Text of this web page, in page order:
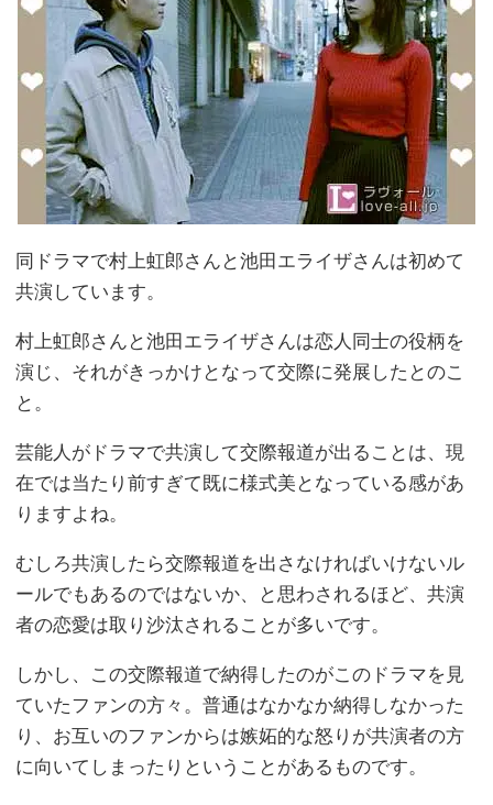
同ドラマで村上虹郎さんと池田エライザさんは初めて
共演しています。
村上虹郎さんと池田エライザさんは恋人同士の役柄を
演じ、それがきっかけとなって交際に発展したとのこ
と。
芸能人がドラマで共演して交際報道が出ることは、現
在では当たり前すぎて既に様式美となっている感があ
りますよね。
むしろ共演したら交際報道を出さなければいけないル
ールでもあるのではないか、と思わされるほど、共演
者の恋愛は取り沙汰されることが多いです。
しかし、この交際報道で納得したのがこのドラマを見
ていたファンの方々。普通はなかなか納得しなかった
り、お互いのファンからは嫉妬的な怒りが共演者の方
に向いてしまったりということがあるものです。